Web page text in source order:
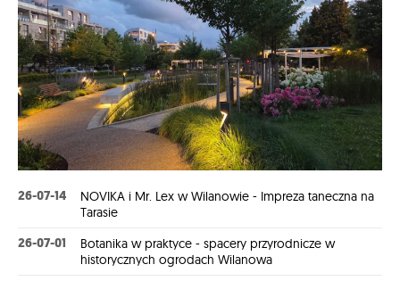
26-07-14
NOVIKA i Mr. Lex w Wilanowie - Impreza taneczna na
Tarasie
26-07-01
Botanika w praktyce - spacery przyrodnicze w
historycznych ogrodach Wilanowa